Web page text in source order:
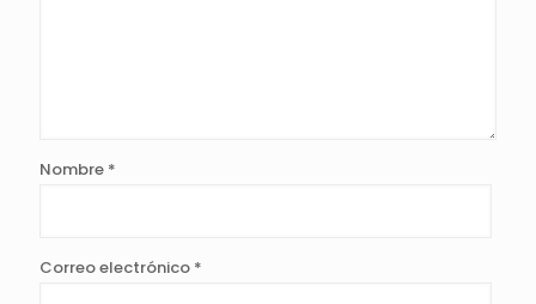
Nombre *
Correo electrónico *